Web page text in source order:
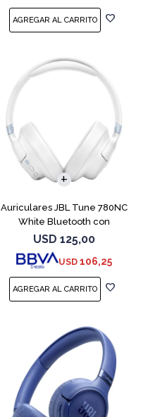
Auriculares JBL Tune 780NC
White Bluetooth con
Micrófono
USD 125,00
USD 106,25